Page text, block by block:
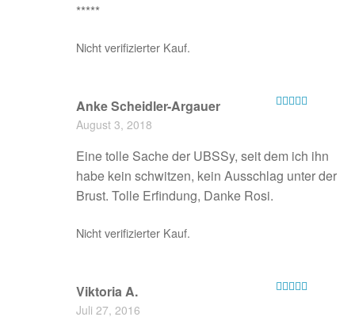
*****
Nicht verifizierter Kauf.
Anke Scheidler-Argauer
August 3, 2018
Eine tolle Sache der UBSSy, seit dem ich ihn
habe kein schwitzen, kein Ausschlag unter der
Brust. Tolle Erfindung, Danke Rosi.
Nicht verifizierter Kauf.
Viktoria A.
Juli 27, 2016